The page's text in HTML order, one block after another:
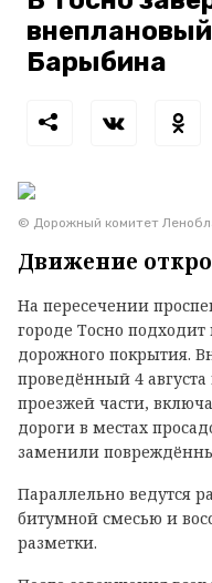
Барыбина
© Дорожный комитет
Движение
На пересечении
городе Тосно подходит
дорожного покрытия.
проведённый 4 августа
проезжей части,
дороги в местах
заменили
Параллельно ведутся
битумной смесью и
разметки.